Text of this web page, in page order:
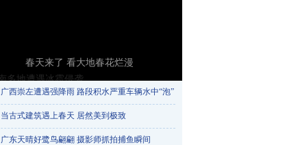
春天来了 看大地春花烂漫
广西崇左遭遇强降雨 路段积水严重车辆水中“泡”​
当古式建筑遇上春天 居然美到极致
广东天晴好鹭鸟翩翩 摄影师抓拍捕鱼瞬间